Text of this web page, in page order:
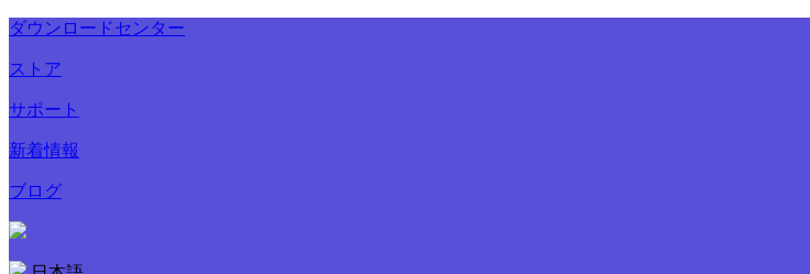
ダウンロードセンター
ストア
サポート
新着情報
ブログ